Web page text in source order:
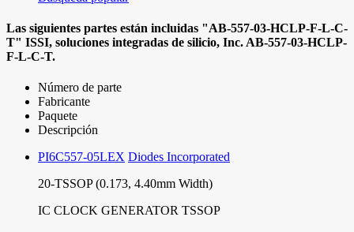
Las siguientes partes están incluidas "AB-557-03-HCLP-F-L-C-
T" ISSI, soluciones integradas de silicio, Inc. AB-557-03-HCLP-
F-L-C-T.
Número de parte
Fabricante
Paquete
Descripción
PI6C557-05LEX Diodes Incorporated
20-TSSOP (0.173, 4.40mm Width)
IC CLOCK GENERATOR TSSOP